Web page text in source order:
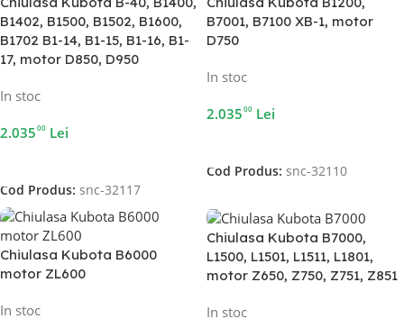
B1402, B1500, B1502, B1600,
B1702 B1-14, B1-15, B1-16, B1-
17, motor D850, D950
In stoc
2.03500 Lei
Cod Produs: snc-32117
B7001, B7100 XB-1, motor
D750
In stoc
2.03500 Lei
Cod Produs: snc-32110
Chiulasa Kubota B6000
motor ZL600
In stoc
Chiulasa Kubota B7000,
L1500, L1501, L1511, L1801,
motor Z650, Z750, Z751, Z851
In stoc